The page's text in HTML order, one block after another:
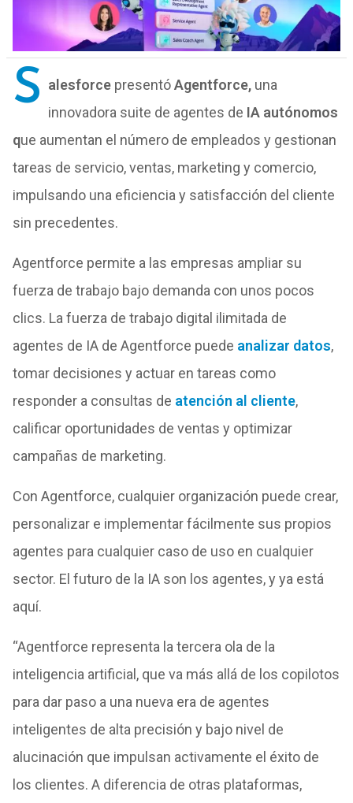
S alesforcepresentóAgentforce,una
innovadora suite de agentes de IA autónomos
que aumentan el número de empleados y gestionan
tareas de servicio, ventas, marketing y comercio,
impulsando una eficiencia y satisfacción del cliente
sin precedentes.
Agentforce permite a las empresas ampliar su
fuerza de trabajo bajo demanda con unos pocos
clics. La fuerza de trabajo digital ilimitada de
agentes de IA de Agentforce puede analizar datos,
tomar decisiones y actuar en tareas como
responder a consultas de atención al cliente,
calificar oportunidades de ventas y optimizar
campañas de marketing.
Con Agentforce, cualquier organización puede crear,
personalizar e implementar fácilmente sus propios
agentes para cualquier caso de uso en cualquier
sector. El futuro de la IA son los agentes, y ya está
aquí.
“Agentforce representa la tercera ola de la
inteligencia artificial, que va más allá de los copilotos
para dar paso a una nueva era de agentes
inteligentes de alta precisión y bajo nivel de
alucinación que impulsan activamente el éxito de
los clientes. A diferencia de otras plataformas,